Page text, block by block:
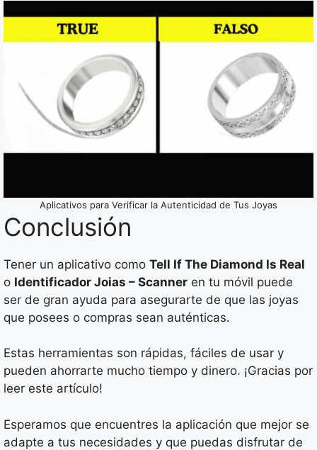
Aplicativos para Verificar la Autenticidad de Tus Joyas
Conclusión
Tener un aplicativo como Tell If The Diamond Is Real
o Identificador Joias – Scanner en tu móvil puede
ser de gran ayuda para asegurarte de que las joyas
que posees o compras sean auténticas.
Estas herramientas son rápidas, fáciles de usar y
pueden ahorrarte mucho tiempo y dinero. ¡Gracias por
leer este artículo!
Esperamos que encuentres la aplicación que mejor se
adapte a tus necesidades y que puedas disfrutar de